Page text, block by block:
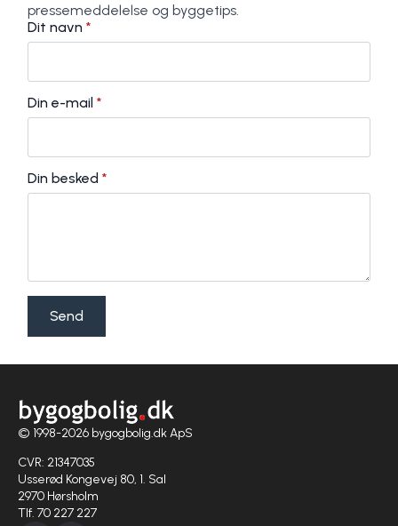
pressemeddelelse og byggetips.
Dit navn *
Din e-mail *
Din besked *
Send
© 1998-2026 bygogbolig.dk ApS
CVR: 21347035
Usserød Kongevej 80, 1. Sal
2970 Hørsholm
Tlf. 70 227 227